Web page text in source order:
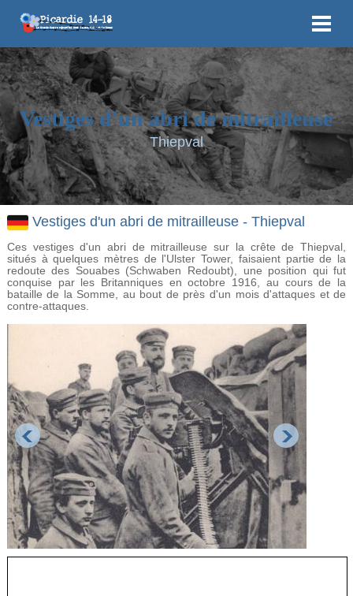
Vestiges d'un abri de mitrailleuse
Thiepval
Vestiges d'un abri de mitrailleuse - Thiepval
Ces vestiges d'un abri de mitrailleuse sur la crête de Thiepval,
situés à quelques mètres de l'Ulster Tower, faisaient partie de la
redoute des Souabes (Schwaben Redoubt), une position qui fut
conquise par les Britanniques en octobre 1916, au cours de la
bataille de la Somme, au bout de près d'un mois d'attaques et de
contre-attaques.